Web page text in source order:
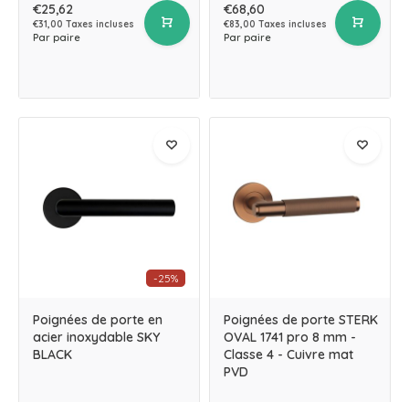
€25,62
€31,00 Taxes incluses
Par paire
€68,60
€83,00 Taxes incluses
Par paire
-25%
Poignées de porte en
acier inoxydable SKY
BLACK
Poignées de porte STERK
OVAL 1741 pro 8 mm -
Classe 4 - Cuivre mat
PVD